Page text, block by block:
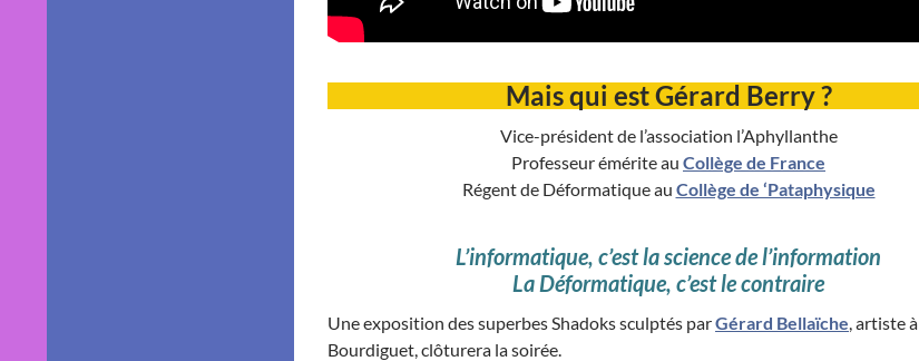
Mais qui est Gérard Berry ?
Vice-président de l’association l’Aphyllanthe
Professeur émérite au Collège de France
Régent de Déformatique au Collège de ‘Pataphysique
L’informatique, c’est la science de l’information
La Déformatique, c’est le contraire
Une exposition des superbes Shadoks sculptés parGérard Bellaïche, artiste à
Bourdiguet, clôturera la soirée.